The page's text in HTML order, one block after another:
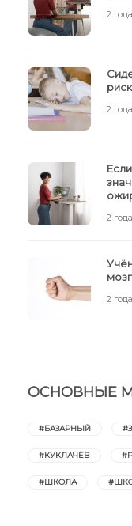
2
2
2
2
ОСНОВНЫЕ
#БАЗАРНЫЙ
#КУКЛАЧЁВ
#ШКОЛА